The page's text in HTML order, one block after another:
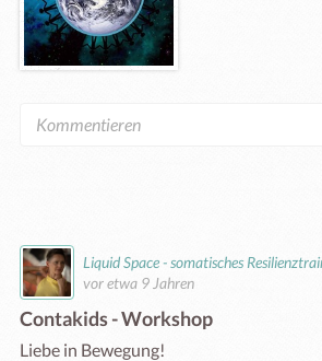
Liquid Space - somatisches
vor etwa 9 Jahren
Contakids - Workshop
Liebe in Bewegung!